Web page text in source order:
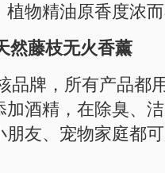
植物精油原香度浓
然藤枝无火香薰
品牌，所有产品都
酒精，在除臭、
友、宠物家庭都